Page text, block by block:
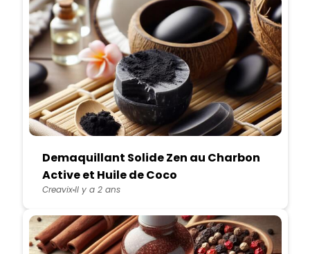
Demaquillant Solide Zen au Charbon
Active et Huile de Coco
CreavixIl y a 2 ans